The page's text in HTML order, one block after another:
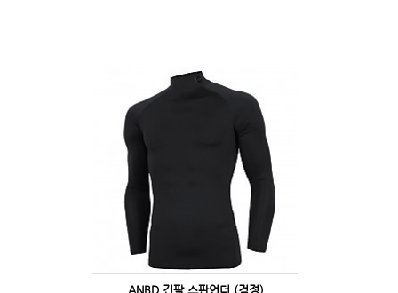
ANBD 긴팔 스판언더 (검정)